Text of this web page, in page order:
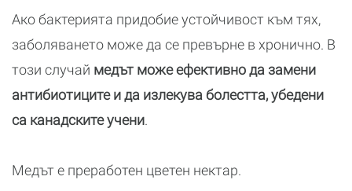
Ако бактерията придобие устойчивост към тях,
заболяването може да се превърне в хронично. В
този случай медът може ефективно да замени
антибиотиците и да излекува болестта, убедени
са канадските учени.
Медът е преработен цветен нектар.